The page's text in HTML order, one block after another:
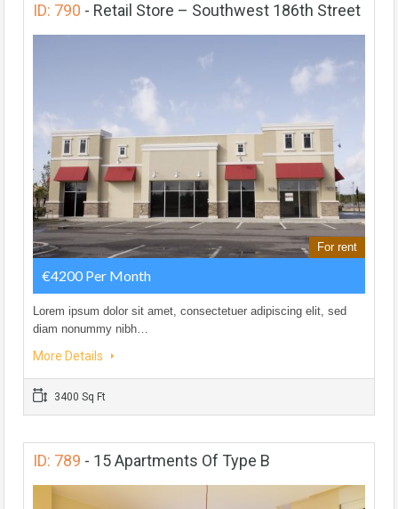
ID: 790 - Retail Store – Southwest 186th Street
For rent
€4200 Per Month
Lorem ipsum dolor sit amet, consectetuer adipiscing elit, sed
diam nonummy nibh…
More Details
3400 Sq Ft
ID: 789 - 15 Apartments Of Type B